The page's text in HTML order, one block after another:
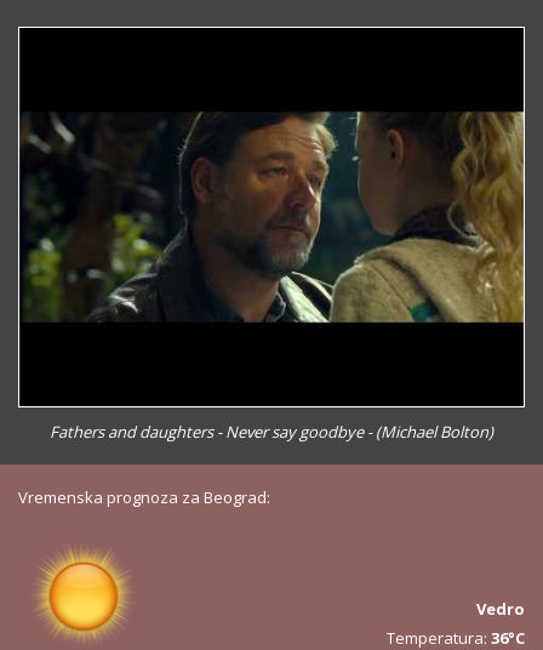
Fathers and daughters - Never say goodbye - (Michael Bolton)
Vremenska prognoza za Beograd:
Vedro
Temperatura: 36°C